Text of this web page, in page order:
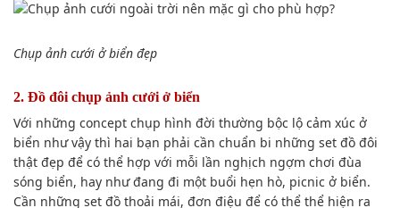
Chụp ảnh cưới ở biển đẹp
2. Đồ đôi chụp ảnh cưới ở biển
Với những concept chụp hình đời thường bộc lộ cảm xúc ở
biển như vậy thì hai bạn phải cần chuẩn bi những set đồ đôi
thật đẹp để có thể hợp với mỗi lần nghịch ngợm chơi đùa
sóng biển, hay như đang đi một buổi hẹn hò, picnic ở biển.
Cần những set đồ thoải mái, đơn điệu để có thể thể hiện ra